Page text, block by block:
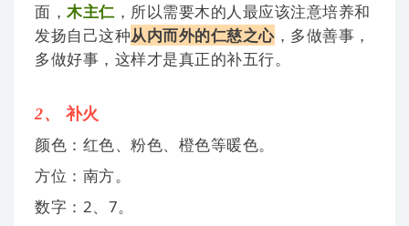
面， 木主仁，所以需要木的人最应该注意培养和
发扬自己这种从内而外的仁慈之心，多做善事，
多做好事，这样才是真正的补五行。
2、 补火
颜色：红色、粉色、橙色等暖色。
方位：南方。
数字：2、7。